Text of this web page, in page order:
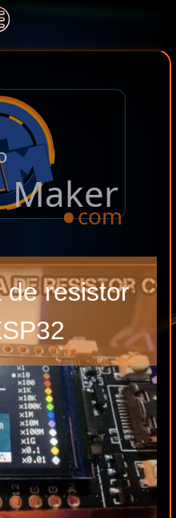
Maker
.com
de resistor